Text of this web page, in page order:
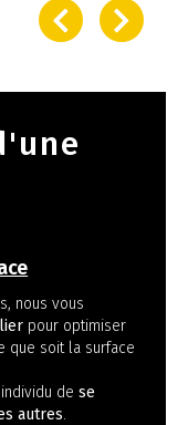
nous vous
pour optimiser
que soit la surface
de se
autres.